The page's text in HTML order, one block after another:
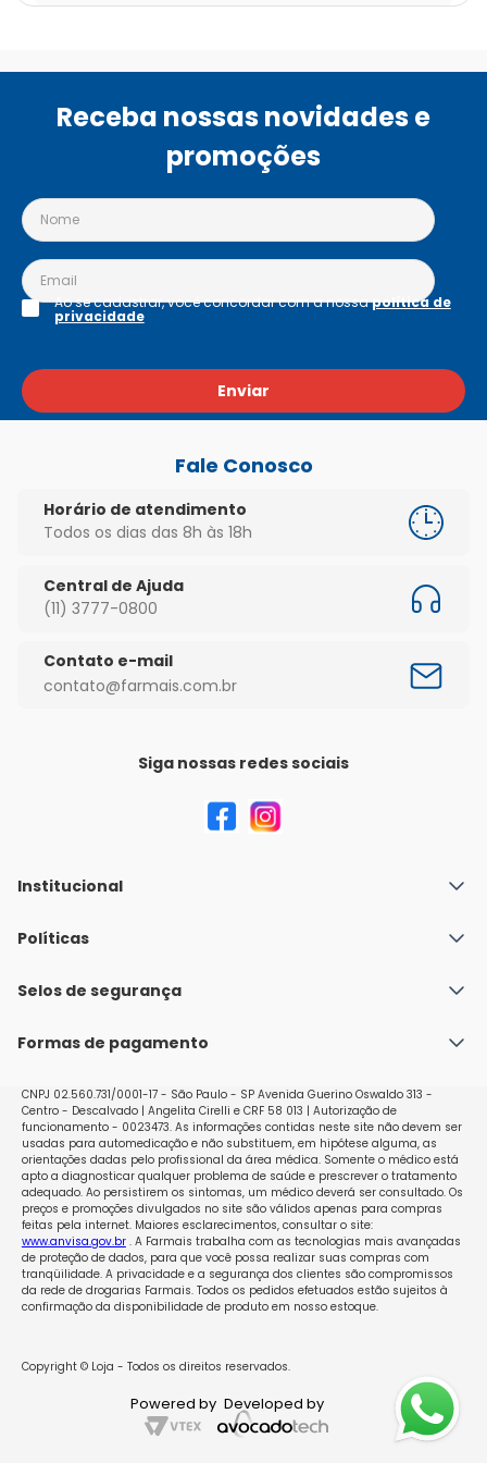
Receba nossas novidades e
promoções
Enviar
Ao se cadastrar, você concordar com a nossapolítica de
privacidade
Fale Conosco
Horário de atendimento
Todos os dias das 8h às 18h
Central de Ajuda
(11) 3777-0800
Contato e-mail
contato@farmais.com.br
Siga nossas redes sociais
Institucional
Quem Somos
Nossas lojas
Políticas
Política de Envio
Políticas de Trocas e Devoluções
Selos de segurança
Formas de pagamento
CNPJ 02.560.731/0001-17 - São Paulo - SP Avenida Guerino Oswaldo 313 -
Centro - Descalvado | Angelita Cirelli e CRF 58 013 | Autorização de
funcionamento - 0023473. As informações contidas neste site não devem ser
usadas para automedicação e não substituem, em hipótese alguma, as
orientações dadas pelo profissional da área médica. Somente o médico está
apto a diagnosticar qualquer problema de saúde e prescrever o tratamento
adequado. Ao persistirem os sintomas, um médico deverá ser consultado. Os
preços e promoções divulgados no site são válidos apenas para compras
feitas pela internet. Maiores esclarecimentos, consultar o site:
www.anvisa.gov.br. A Farmais trabalha com as tecnologias mais avançadas
de proteção de dados, para que você possa realizar suas compras com
tranqüilidade. A privacidade e a segurança dos clientes são compromissos
da rede de drogarias Farmais. Todos os pedidos efetuados estão sujeitos à
confirmação da disponibilidade de produto em nosso estoque.
Copyright © Loja - Todos os direitos reservados.
Powered by Developed by